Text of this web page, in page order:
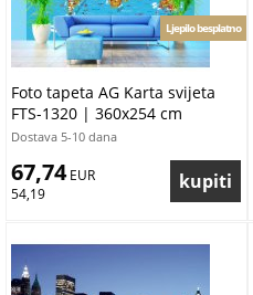
Foto tapeta AG Karta svijeta
FTS-1320 | 360x254 cm
Ljepilo besplatno
Dostava 5-10 dana
67,74 EUR
54,19